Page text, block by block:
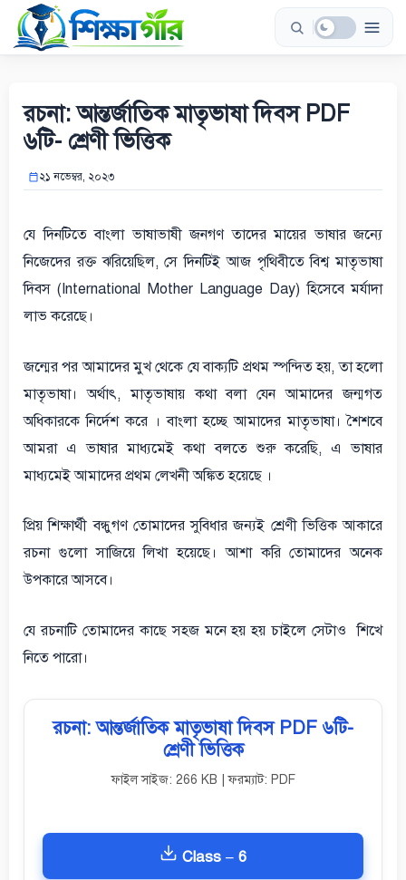
Skip
content
রচনা: আন্তর্জাতিক মাতৃভাষা দিবস PDF
৬টি- শ্রেণী ভিত্তিক
২১ নভেম্বর, ২০২৩
যে দিনটিতে বাংলা ভাষাভাষী জনগণ তাদের মায়ের ভাষার জন্যে
নিজেদের রক্ত ঝরিয়েছিল, সে দিনটিই আজ পৃথিবীতে বিশ্ব মাতৃভাষা
দিবস (International Mother Language Day) হিসেবে মর্যাদা
লাভ করেছে।
জন্মের পর আমাদের মুখ থেকে যে বাক্যটি প্রথম স্পন্দিত হয়, তা হলো
মাতৃভাষা। অর্থাৎ, মাতৃভাষায় কথা বলা যেন আমাদের জন্মগত
অধিকারকে নির্দেশ করে । বাংলা হচ্ছে আমাদের মাতৃভাষা। শৈশবে
আমরা এ ভাষার মাধ্যমেই কথা বলতে শুরু করেছি, এ ভাষার
মাধ্যমেই আমাদের প্রথম লেখনী অঙ্কিত হয়েছে ।
প্রিয় শিক্ষার্থী বন্ধুগণ তোমাদের সুবিধার জন্যই শ্রেণী ভিত্তিক আকারে
রচনা গুলো সাজিয়ে লিখা হয়েছে। আশা করি তোমাদের অনেক
উপকারে আসবে।
যে রচনাটি তোমাদের কাছে সহজ মনেহয়হয়চাইলে সেটাও শিখে
নিতে পারো।
রচনা: আন্তর্জাতিক মাতৃভাষা দিবস PDF ৬টি-
শ্রেণী ভিত্তিক
ফাইল সাইজ: 266 KB | ফরম্যাট: PDF
Class – 6